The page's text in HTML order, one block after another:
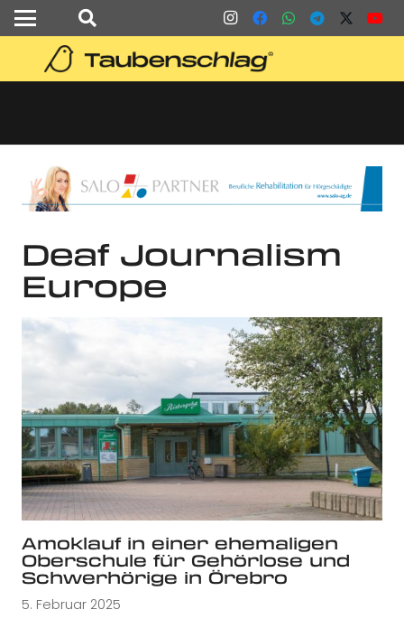
Deaf Journalism
Europe
Amoklauf in einer ehemaligen
Oberschule für Gehörlose und
Schwerhörige in Örebro
5. Februar 2025